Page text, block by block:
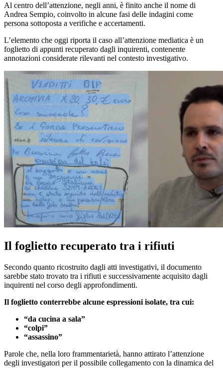
Al centro dell’attenzione, negli anni, è finito anche il nome di
Andrea Sempio, coinvolto in alcune fasi delle indagini come
persona sottoposta a verifiche e accertamenti.
L’elemento che oggi riporta il caso all’attenzione mediatica è un
foglietto di appunti recuperato dagli inquirenti, contenente
annotazioni considerate rilevanti nel contesto investigativo.
Il foglietto recuperato tra i rifiuti
Secondo quanto ricostruito dagli atti investigativi, il documento
sarebbe stato trovato tra i rifiuti e successivamente acquisito dagli
inquirenti nel corso degli approfondimenti.
Il foglietto conterrebbe alcune espressioni isolate, tra cui:
“da cucina a sala”
“colpi”
“assassino”
Parole che, nella loro frammentarietà, hanno attirato l’attenzione
degli investigatori per il possibile collegamento con la dinamica del